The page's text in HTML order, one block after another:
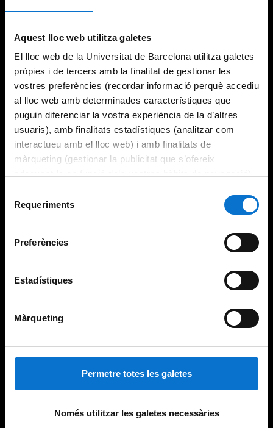
Aquest lloc web utilitza galetes
El lloc web de la Universitat de Barcelona utilitza galetes
pròpies i de tercers amb la finalitat de gestionar les
vostres preferències (recordar informació perquè accediu
al lloc web amb determinades característiques que
puguin diferenciar la vostra experiència de la d’altres
usuaris), amb finalitats estadístiques (analitzar com
interactueu amb el lloc web) i amb finalitats de
màrqueting (gestionar la publicitat que s’ofereix
consultar laPolítica de galetes del lloc web de la
Requeriments
Preferències
Estadístiques
Màrqueting
Permetre totes les galetes
Només utilitzar les galetes necessàries